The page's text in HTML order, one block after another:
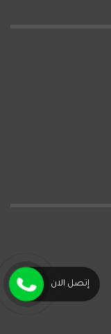
إتصل الان